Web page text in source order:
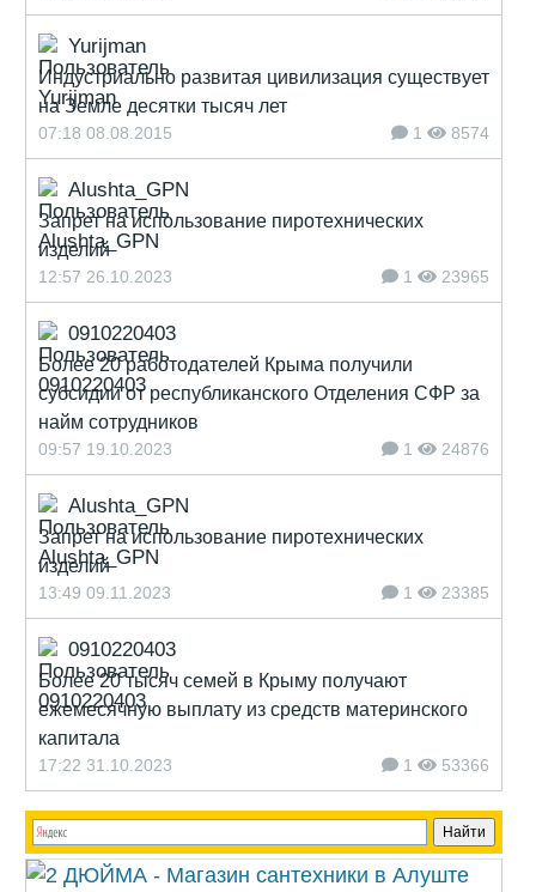
Yurijman
Индустриально развитая цивилизация существует
на Земле десятки тысяч лет
07:18 08.08.2015 1 8574
Alushta_GPN
Запрет на использование пиротехнических
изделий
12:57 26.10.2023 1 23965
0910220403
Более 20 работодателей Крыма получили
субсидии от республиканского Отделения СФР за
найм сотрудников
09:57 19.10.2023 1 24876
Alushta_GPN
Запрет на использование пиротехнических
изделий
13:49 09.11.2023 1 23385
0910220403
Более 20 тысяч семей в Крыму получают
ежемесячную выплату из средств материнского
капитала
17:22 31.10.2023 1 53366